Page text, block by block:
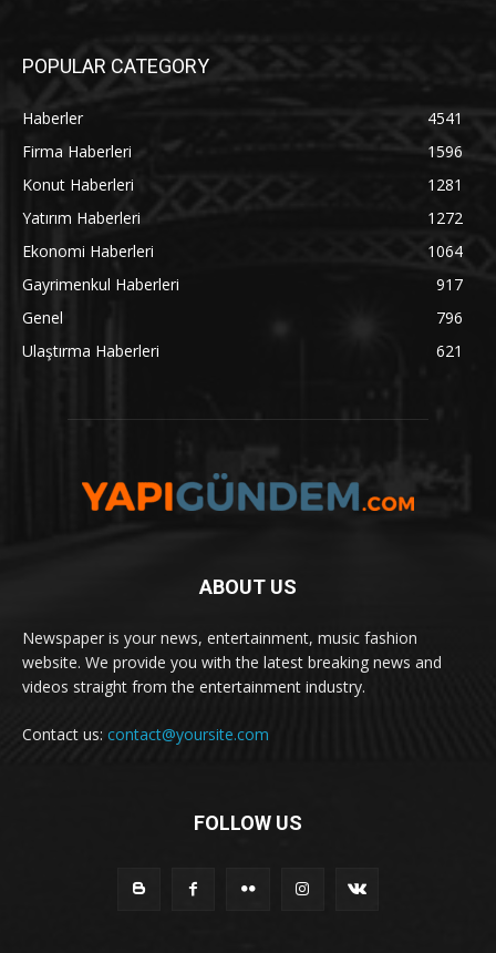
POPULAR CATEGORY
Haberler
4541
Firma Haberleri
1596
Konut Haberleri
1281
Yatırım Haberleri
1272
Ekonomi Haberleri
1064
Gayrimenkul Haberleri
917
Genel
796
Ulaştırma Haberleri
621
ABOUT US
Newspaper is your news, entertainment, music fashion
website. We provide you with the latest breaking news and
videos straight from the entertainment industry.
Contact us: contact@yoursite.com
FOLLOW US